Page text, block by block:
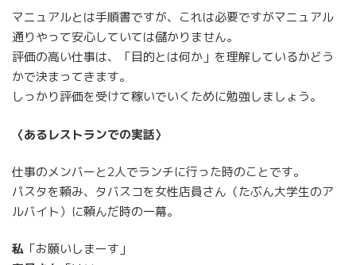
マニュアルとは手順書ですが、これは必要ですがマニュアル
通りやって安心していては儲かりません。
評価の高い仕事は、「目的とは何か」を理解しているかどう
かで決まってきます。
しっかり評価を受けて稼いでいくために勉強しましょう。
〈あるレストランでの実話〉
仕事のメンバーと2人でランチに行った時のことです。
パスタを頼み、タバスコを女性店員さん（たぶん大学生のア
ルバイト）に頼んだ時の一幕。
私 「お願いしまーす」